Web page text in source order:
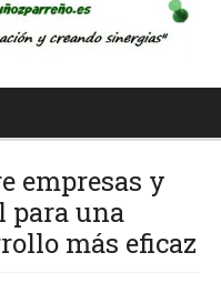
empresas y
para una
más eficaz